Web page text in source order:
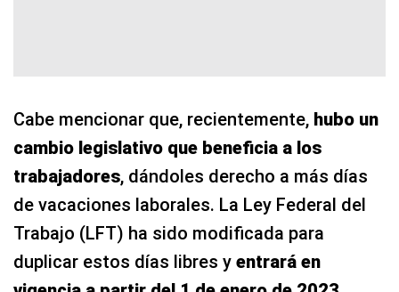
Cabe mencionar que, recientemente, hubo un
cambio legislativo que beneficia a los
trabajadores, dándoles derecho a más días
de vacaciones laborales. La Ley Federal del
Trabajo (LFT) ha sido modificada para
duplicar estos días libres y entrará en